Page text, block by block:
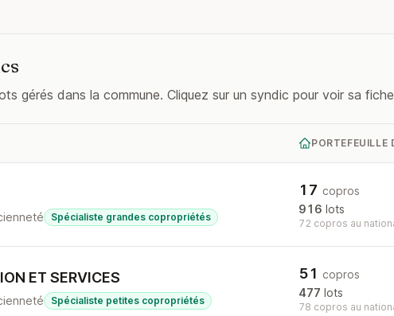
gérés dans la commune. Cliquez sur un syndic pour voir sa
PORTEFEUILLE
Spécialiste grandes copropriétés
17 copros
916 lots
72 copros au
ET SERVICES
Spécialiste petites copropriétés
51 copros
477 lots
78 copros au